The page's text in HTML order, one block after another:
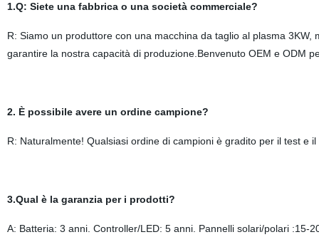
1.Q: Siete una fabbrica o una società commerciale?
R: Siamo un produttore con una macchina da taglio al plasma
garantire la nostra capacità di produzione.Benvenuto OEM e ODM
2. È possibile avere un ordine campione?
R: Naturalmente! Qualsiasi ordine di campioni è gradito per il test e il
3.Qual è la garanzia per i prodotti?
A: Batteria: 3 anni. Controller/LED: 5 anni. Pannelli solari/polari :15-